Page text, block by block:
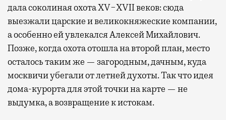
дала соколиная охота XV−XVII веков: сюда
выезжали царские и великокняжеские компании,
а особенно ей увлекался Алексей Михайлович.
Позже, когда охота отошла на второй план, место
осталось таким же — загородным, дачным, куда
москвичи убегали от летней духоты. Так что идея
дома-курорта для этой точки на карте — не
выдумка, а возвращение к истокам.